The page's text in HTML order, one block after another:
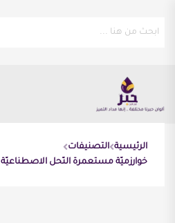
الرئيسية التصنيفات
خوارزميّة مستعمرة النّحل الاصطناعيّة ARTIFICIAL BEE COLONY